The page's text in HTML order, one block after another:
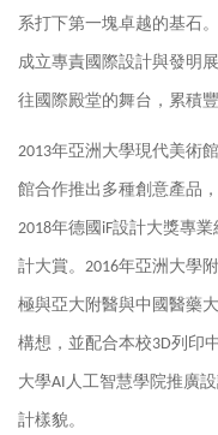
系打下第一塊卓越的基石
成立專責國際設計與發明
往國際殿堂的舞台，累積
2013年亞洲大學現代美術
館合作推出多種創意產品
2018年德國iF設計大獎專
計大賞。2016年亞洲大學
極與亞大附醫與中國醫藥
構想，並配合本校3D列印
大學AI人工智慧學院推廣
計樣貌。